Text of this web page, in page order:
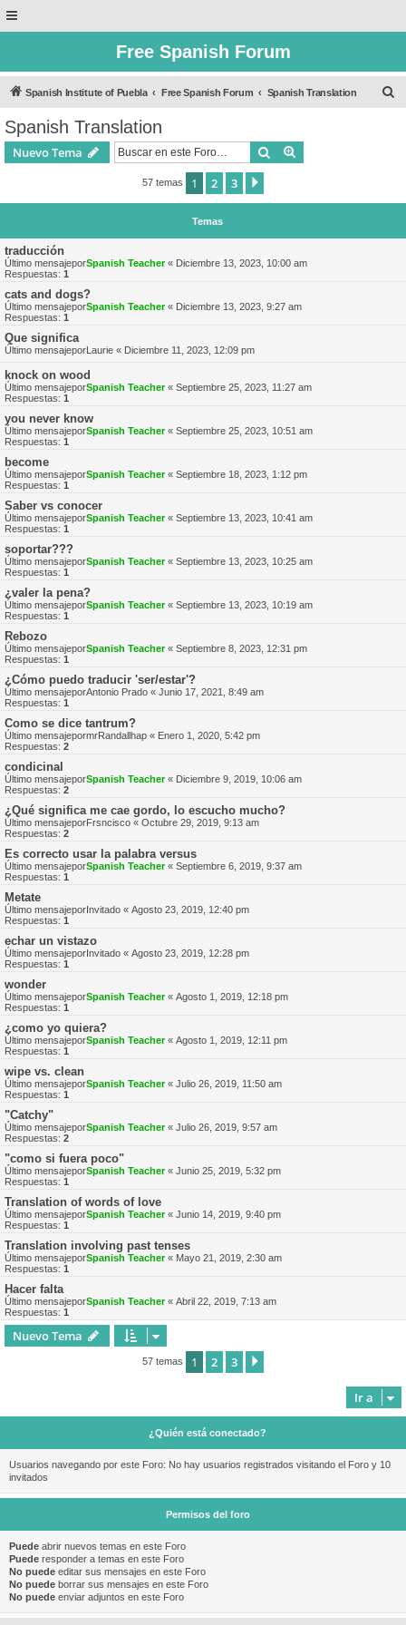
Free Spanish Forum
Spanish Institute of Puebla Free Spanish Forum Spanish Translation
Spanish Translation
Nuevo Tema Buscar
57 temas 1 2 3
Temas
traducción
Último mensajeporSpanish Teacher« Diciembre 13, 2023, 10:00 am
Respuestas: 1
cats and dogs?
Último mensajeporSpanish Teacher« Diciembre 13, 2023, 9:27 am
Respuestas: 1
Que significa
Último mensajeporLaurie « Diciembre 11, 2023, 12:09 pm
knock on wood
Último mensajeporSpanish Teacher« Septiembre 25, 2023, 11:27 am
Respuestas: 1
you never know
Último mensajeporSpanish Teacher« Septiembre 25, 2023, 10:51 am
Respuestas: 1
become
Último mensajeporSpanish Teacher« Septiembre 18, 2023, 1:12 pm
Respuestas: 1
Saber vs conocer
Último mensajeporSpanish Teacher« Septiembre 13, 2023, 10:41 am
Respuestas: 1
soportar???
Último mensajeporSpanish Teacher« Septiembre 13, 2023, 10:25 am
Respuestas: 1
¿valer la pena?
Último mensajeporSpanish Teacher« Septiembre 13, 2023, 10:19 am
Respuestas: 1
Rebozo
Último mensajeporSpanish Teacher« Septiembre 8, 2023, 12:31 pm
Respuestas: 1
¿Cómo puedo traducir 'ser/estar'?
Último mensajeporAntonio Prado « Junio 17, 2021, 8:49 am
Respuestas: 1
Como se dice tantrum?
Último mensajepormrRandallhap « Enero 1, 2020, 5:42 pm
Respuestas: 2
condicinal
Último mensajeporSpanish Teacher« Diciembre 9, 2019, 10:06 am
Respuestas: 2
¿Qué significa me cae gordo, lo escucho mucho?
Último mensajeporFrsncisco « Octubre 29, 2019, 9:13 am
Respuestas: 2
Es correcto usar la palabra versus
Último mensajeporSpanish Teacher« Septiembre 6, 2019, 9:37 am
Respuestas: 1
Metate
Último mensajeporInvitado « Agosto 23, 2019, 12:40 pm
Respuestas: 1
echar un vistazo
Último mensajeporInvitado « Agosto 23, 2019, 12:28 pm
Respuestas: 1
wonder
Último mensajeporSpanish Teacher« Agosto 1, 2019, 12:18 pm
Respuestas: 1
¿como yo quiera?
Último mensajeporSpanish Teacher« Agosto 1, 2019, 12:11 pm
Respuestas: 1
wipe vs. clean
Último mensajeporSpanish Teacher« Julio 26, 2019, 11:50 am
Respuestas: 1
"Catchy"
Último mensajeporSpanish Teacher« Julio 26, 2019, 9:57 am
Respuestas: 2
"como si fuera poco"
Último mensajeporSpanish Teacher« Junio 25, 2019, 5:32 pm
Respuestas: 1
Translation of words of love
Último mensajeporSpanish Teacher« Junio 14, 2019, 9:40 pm
Respuestas: 1
Translation involving past tenses
Último mensajeporSpanish Teacher« Mayo 21, 2019, 2:30 am
Respuestas: 1
Hacer falta
Último mensajeporSpanish Teacher« Abril 22, 2019, 7:13 am
Respuestas: 1
Nuevo Tema
57 temas 1 2 3
Ir a
¿Quién está conectado?
Usuarios navegando por este Foro: No hay usuarios registrados visitando el Foro y 10
invitados
Permisos del foro
Puede abrir nuevos temas en este Foro
Puede responder a temas en este Foro
No puede editar sus mensajes en este Foro
No puede borrar sus mensajes en este Foro
No puede enviar adjuntos en este Foro